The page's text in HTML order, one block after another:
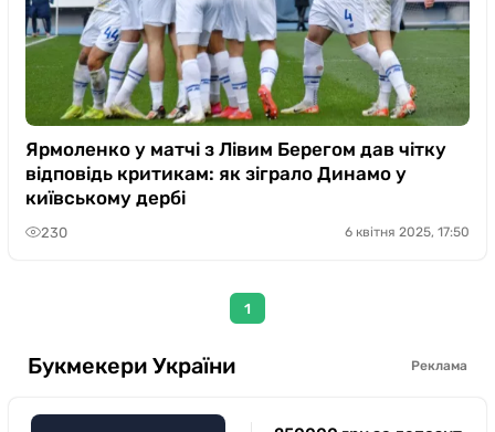
Ярмоленко у матчі з Лівим Берегом дав чітку
відповідь критикам: як зіграло Динамо у
київському дербі
230 6 квітня 2025, 17:50
1
Букмекери України Реклама